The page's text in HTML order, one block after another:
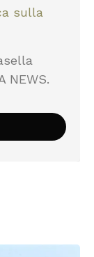
sulla
NEWS.